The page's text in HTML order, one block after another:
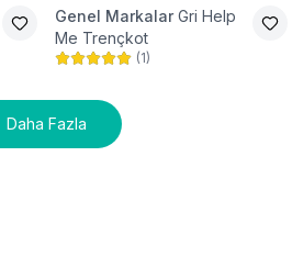
Genel Markalar Gri Help
Me Trençkot
(1)
Daha Fazla